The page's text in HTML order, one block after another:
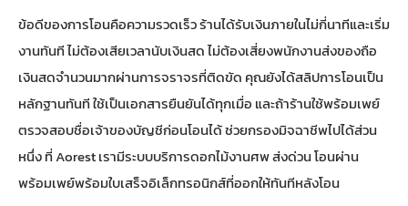
ข้อดีของการโอนคือความรวดเร็ว ร้านได้รับเงินภายในไม่กี่นาทีและเริ่ม
งานทันที ไม่ต้องเสียเวลานับเงินสด ไม่ต้องเสี่ยงพนักงานส่งของถือ
เงินสดจำนวนมากผ่านการจราจรที่ติดขัด คุณยังได้สลิปการโอนเป็น
หลักฐานทันที ใช้เป็นเอกสารยืนยันได้ทุกเมื่อ และถ้าร้านใช้พร้อมเพย์
ตรวจสอบชื่อเจ้าของบัญชีก่อนโอนได้ ช่วยกรองมิจฉาชีพไปได้ส่วน
หนึ่ง ที่ Aorest เรามีระบบบริการดอกไม้งานศพ ส่งด่วน โอนผ่าน
พร้อมเพย์พร้อมใบเสร็จอิเล็กทรอนิกส์ที่ออกให้ทันทีหลังโอน